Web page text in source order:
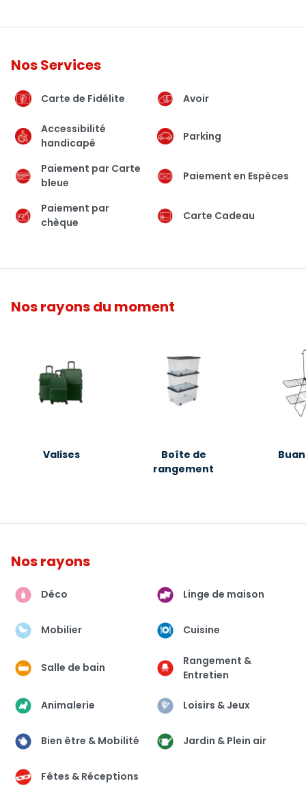
Nos Services
Carte de Fidélite Avoir
Accessibilité
handicapé
Parking
Paiement par Carte
bleue
Paiement en Espèces
Paiement par
chèque
Carte Cadeau
Nos rayons du moment
Valises
Boîte de
rangement
Nos rayons
Déco Linge de maison
Mobilier Cuisine
Salle de bain
Rangement &
Entretien
Animalerie Loisirs & Jeux
Bien être & Mobilité Jardin & Plein air
Fêtes & Réceptions